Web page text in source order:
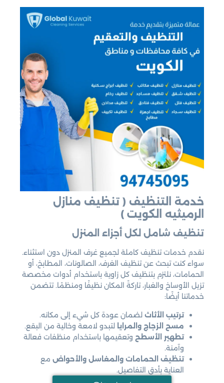
خدمة التنظيف ( تنظيف منازل
الرميثيه الكويت )
تنظيف شامل لكل أجزاء المنزل
نقدم خدمات تنظيف كاملة لجميع غرف المنزل دون استثناء.
سواء كنت تبحث عن تنظيف الغرف، الصالونات، المطابخ، أو
الحمامات، نلتزم بتنظيف كل زاوية باستخدام أدوات مخصصة
تزيل الأوساخ والغبار، تاركةً المكان نظيفًا ومنظمًا. تتضمن
خدماتنا أيضًا:
ترتيب الأثاث لضمان عودة كل شيء إلى مكانه.
مسح الزجاج والمرايا لتبدو لامعة وخالية من البقع.
تطهير الأسطح وتعقيمها باستخدام منظفات فعالة
وآمنة.
تنظيف الحمامات والمغاسل والأحواض مع
العناية بأدق التفاصيل.